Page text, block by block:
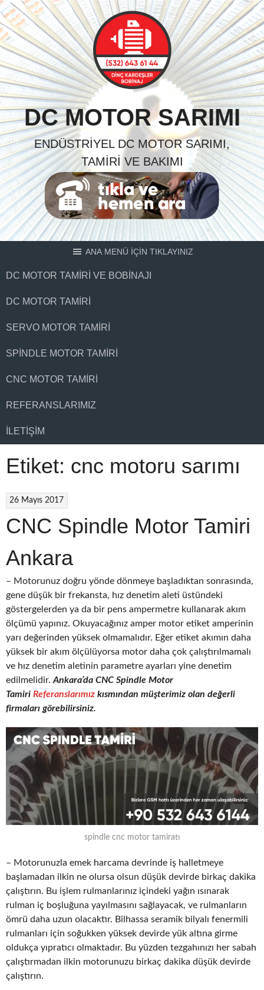
Skip
to
content
DC MOTOR SARIMI
ENDÜSTRIYEL DC MOTOR SARIMI,
TAMIRI VE BAKIMI
ANA MENÜ İÇİN TIKLAYINIZ
DC MOTOR TAMIRI VE BOBINAJI
DC MOTOR TAMIRI
SERVO MOTOR TAMIRI
SPINDLE MOTOR TAMIRI
CNC MOTOR TAMIRI
REFERANSLARIMIZ
İLETIŞIM
Etiket: cnc motoru sarımı
26 Mayıs 2017
CNC Spindle Motor Tamiri
Ankara
– Motorunuz doğru yönde dönmeye başladıktan sonrasında,
gene düşük bir frekansta, hız denetim aleti üstündeki
göstergelerden ya da bir pens ampermetre kullanarak akım
ölçümü yapınız. Okuyacağınız amper motor etiket amperinin
yarı değerinden yüksek olmamalıdır. Eğer etiket akımın daha
yüksek bir akım ölçülüyorsa motor daha çok çalıştırılmamalı
ve hız denetim aletinin parametre ayarları yine denetim
edilmelidir. Ankara’da CNC Spindle Motor
Tamiri Referanslarımız kısmından müşterimiz olan değerli
firmaları görebilirsiniz.
spindle cnc motor tamiratı
– Motorunuzla emek harcama devrinde iş halletmeye
başlamadan ilkin ne olursa olsun düşük devirde birkaç dakika
çalıştırın. Bu işlem rulmanlarınız içindeki yağın ısınarak
rulman iç boşluğuna yayılmasını sağlayacak, ve rulmanların
ömrü daha uzun olacaktır. Bilhassa seramik bilyalı fenermili
rulmanları için soğukken yüksek devirde yük altına girme
oldukça yıpratıcı olmaktadır. Bu yüzden tezgahınızı her sabah
çalıştırmadan ilkin motorunuzu birkaç dakika düşük devirde
çalıştırın.